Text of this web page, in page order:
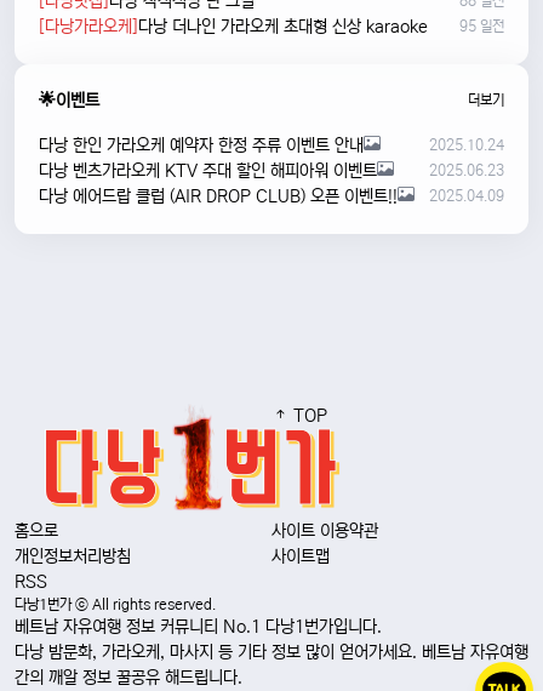
[다낭가라오케]다낭 더나인 가라오케 초대형 신상 karaoke 95 일전
🌟이벤트 더보기
다낭 한인 가라오케 예약자 한정 주류 이벤트 안내 2025.10.24
다낭 벤츠가라오케 KTV 주대 할인 해피아워 이벤트 2025.06.23
다낭 에어드랍 클럽 (AIR DROP CLUB) 오픈 이벤트!! 2025.04.09
TOP
홈으로
사이트 이용약관
개인정보처리방침
사이트맵
RSS
다낭1번가 ⓒ All rights reserved.
베트남 자유여행 정보 커뮤니티 No.1 다낭1번가입니다.
다낭 밤문화, 가라오케, 마사지 등 기타 정보 많이 얻어가세요. 베트남 자유여행
간의 깨알 정보 꿀공유 해드립니다.